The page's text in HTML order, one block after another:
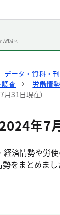
データ・資料・
査
労働情
31日現在）
年7
経済情勢や労
をまとめま